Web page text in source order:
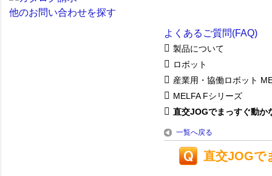
他のお問い合わせを探す
よくあるご質問(FAQ)
製品について
ロボット
産業用・協働ロボット
MELFA Fシリーズ
直交JOGでまっすぐ動か
一覧へ戻る
直交JOGで